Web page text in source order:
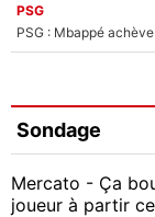
PSG
PSG : Mbappé
Sondage
Mercato - Ça
joueur à partir